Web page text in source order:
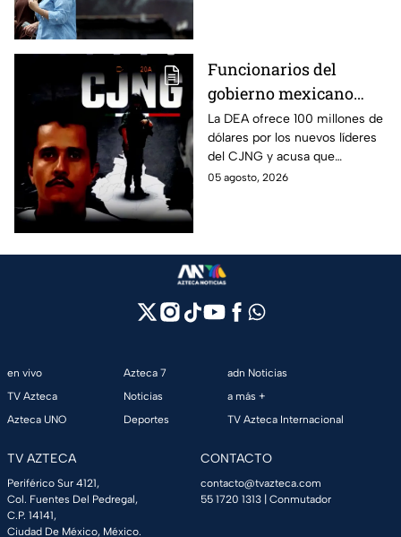
Funcionarios del
gobierno mexicano
apoyaron a cárteles:
DEA
La DEA ofrece 100 millones de
dólares por los nuevos líderes
del CJNG y acusa que
exfuncionarios mexicanos
05 agosto, 2026
en vivo
TV Azteca
Azteca UNO
Azteca 7
Noticias
Deportes
adn Noticias
a más +
TV Azteca Internacional
TV AZTECA
Periférico Sur 4121,
Col. Fuentes Del Pedregal,
C.P. 14141,
Ciudad De México, México.
CONTACTO
contacto@tvazteca.com
55 1720 1313 | Conmutador